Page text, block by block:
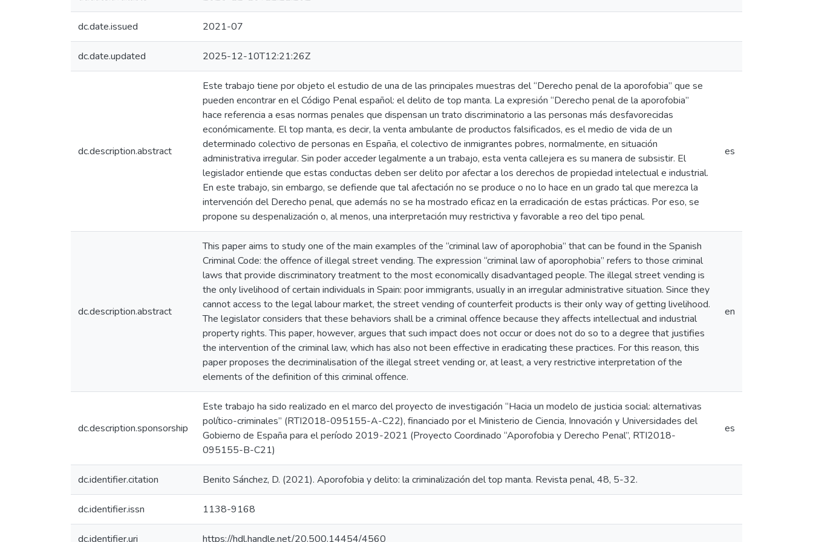
dc.date.issued 2021-07
dc.date.updated 2025-12-10T12:21:26Z
dc.description.abstract
Este trabajo tiene por objeto el estudio de una de las principales muestras del “Derecho penal de la aporofobia” que se
pueden encontrar en el Código Penal español: el delito de top manta. La expresión “Derecho penal de la aporofobia”
hace referencia a esas normas penales que dispensan un trato discriminatorio a las personas más desfavorecidas
económicamente. El top manta, es decir, la venta ambulante de productos falsificados, es el medio de vida de un
determinado colectivo de personas en España, el colectivo de inmigrantes pobres, normalmente, en situación
administrativa irregular. Sin poder acceder legalmente a un trabajo, esta venta callejera es su manera de subsistir. El
legislador entiende que estas conductas deben ser delito por afectar a los derechos de propiedad intelectual e industrial.
En este trabajo, sin embargo, se defiende que tal afectación no se produce o no lo hace en un grado tal que merezca la
intervención del Derecho penal, que además no se ha mostrado eficaz en la erradicación de estas prácticas. Por eso, se
propone su despenalización o, al menos, una interpretación muy restrictiva y favorable a reo del tipo penal.
es
dc.description.abstract
This paper aims to study one of the main examples of the “criminal law of aporophobia” that can be found in the Spanish
Criminal Code: the offence of illegal street vending. The expression “criminal law of aporophobia” refers to those criminal
laws that provide discriminatory treatment to the most economically disadvantaged people. The illegal street vending is
the only livelihood of certain individuals in Spain: poor immigrants, usually in an irregular administrative situation. Since they
cannot access to the legal labour market, the street vending of counterfeit products is their only way of getting livelihood.
The legislator considers that these behaviors shall be a criminal offence because they affects intellectual and industrial
property rights. This paper, however, argues that such impact does not occur or does not do so to a degree that justifies
the intervention of the criminal law, which has also not been effective in eradicating these practices. For this reason, this
paper proposes the decriminalisation of the illegal street vending or, at least, a very restrictive interpretation of the
elements of the definition of this criminal offence.
en
dc.description.sponsorship
Este trabajo ha sido realizado en el marco del proyecto de investigación “Hacia un modelo de justicia social: alternativas
político-criminales” (RTI2018-095155-A-C22), financiado por el Ministerio de Ciencia, Innovación y Universidades del
Gobierno de España para el período 2019-2021 (Proyecto Coordinado “Aporofobia y Derecho Penal”, RTI2018-
095155-B-C21)
es
dc.identifier.citation Benito Sánchez, D. (2021). Aporofobia y delito: la criminalización del top manta. Revista penal, 48, 5-32.
dc.identifier.issn 1138-9168
dc.identifier.uri https://hdl.handle.net/20.500.14454/4560